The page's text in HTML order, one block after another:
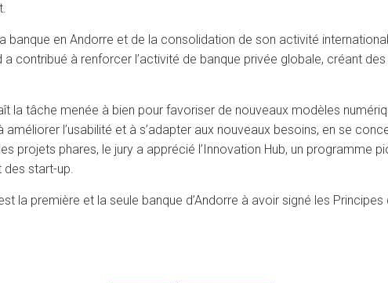
banque en Andorre et de la consolidation de son activité
a contribué à renforcer l’activité de banque privée globale, créant
la tâche menée à bien pour favoriser de nouveaux modèles
l’usabilité et à s’adapter aux nouveaux besoins, en se
projets phares, le jury a apprécié l’Innovation Hub, un programme
des start-up.
la première et la seule banque d’Andorre à avoir signé les Principes